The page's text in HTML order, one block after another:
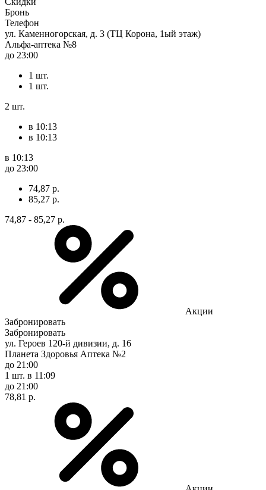
Бронь
Телефон
ул. Каменногорская, д. 3 (ТЦ Корона, 1ый этаж)
Альфа-аптека №8
до 23:00
1 шт.
1 шт.
2 шт.
в 10:13
в 10:13
в 10:13
до 23:00
74,87 р.
85,27 р.
74,87 - 85,27 р.
Акции
Забронировать
Забронировать
ул. Героев 120-й дивизии, д. 16
Планета Здоровья Аптека №2
до 21:00
1 шт. в 11:09
до 21:00
78,81 р.